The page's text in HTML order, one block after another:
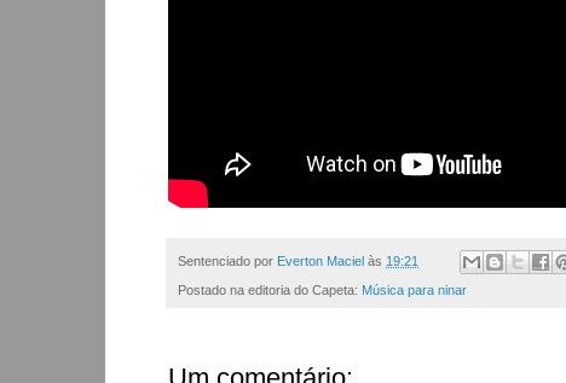
Sentenciado por Everton Maciel às 19:21
Postado na editoria do Capeta: Música para ninar